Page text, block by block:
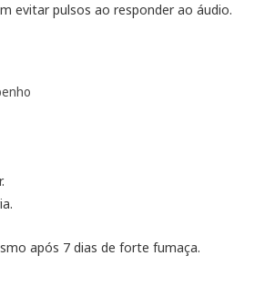
evitar pulsos ao responder ao áudio.
após 7 dias de forte fumaça.